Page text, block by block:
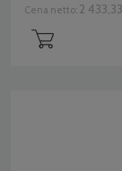
Cena netto: 2